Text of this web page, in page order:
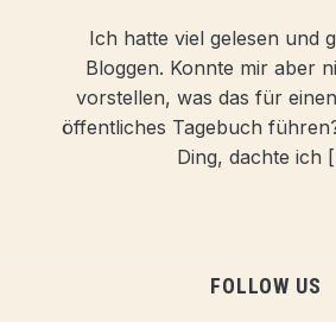
Ich hatte viel gelesen und
Bloggen. Konnte mir aber
vorstellen, was das für
öffentliches Tagebuch
Ding, dachte ich
FOLLOW US